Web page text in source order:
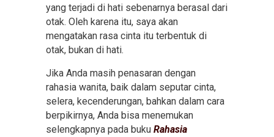
yang terjadi di hati sebenarnya berasal dari
otak. Oleh karena itu, saya akan
mengatakan rasa cinta itu terbentuk di
otak, bukan di hati.
Jika Anda masih penasaran dengan
rahasia wanita, baik dalam seputar cinta,
selera, kecenderungan, bahkan dalam cara
berpikirnya, Anda bisa menemukan
selengkapnya pada buku Rahasia